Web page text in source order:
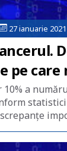
27 ianuarie
pe
10% a